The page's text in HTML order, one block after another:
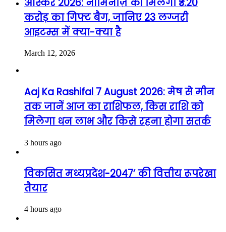
करोड़ का गिफ्ट बैग, जानिए 23 लग्जरी
आइटम्स में क्या-क्या है
March 12, 2026
Aaj Ka Rashifal 7 August 2026: मेष से मीन
तक जानें आज का राशिफल, किस राशि को
मिलेगा धन लाभ और किसे रहना होगा सतर्क
3 hours ago
विकसित मध्यप्रदेश-2047’ की वित्तीय रूपरेखा
तैयार
4 hours ago